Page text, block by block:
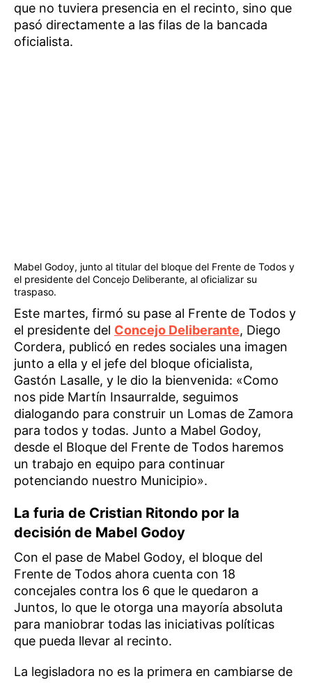
que no tuviera presencia en el recinto, sino que
pasó directamente a las filas de la bancada
oficialista.
Mabel Godoy, junto al titular del bloque del Frente de Todos y
el presidente del Concejo Deliberante, al oficializar su
traspaso.
Este martes, firmó su pase al Frente de Todos y
el presidente del Concejo Deliberante, Diego
Cordera, publicó en redes sociales una imagen
junto a ella y el jefe del bloque oficialista,
Gastón Lasalle, y le dio la bienvenida: «Como
nos pide Martín Insaurralde, seguimos
dialogando para construir un Lomas de Zamora
para todos y todas. Junto a Mabel Godoy,
desde el Bloque del Frente de Todos haremos
un trabajo en equipo para continuar
potenciando nuestro Municipio».
La furia de Cristian Ritondo por la
decisión de Mabel Godoy
Con el pase de Mabel Godoy, el bloque del
Frente de Todos ahora cuenta con 18
concejales contra los 6 que le quedaron a
Juntos, lo que le otorga una mayoría absoluta
para maniobrar todas las iniciativas políticas
que pueda llevar al recinto.
La legisladora no es la primera en cambiarse de